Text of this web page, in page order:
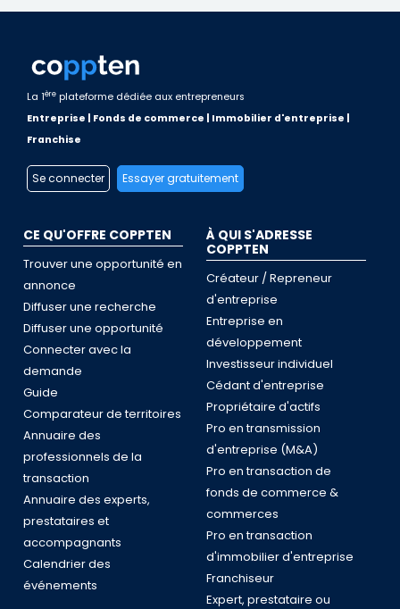
La 1ère plateforme dédiée aux entrepreneurs
Entreprise | Fonds de commerce | Immobilier d'entreprise |
Franchise
Se connecter Essayer gratuitement
CE QU'OFFRE COPPTEN
Trouver une opportunité en
annonce
Diffuser une recherche
Diffuser une opportunité
Connecter avec la
demande
Guide
Comparateur de territoires
Annuaire des
professionnels de la
transaction
Annuaire des experts,
prestataires et
accompagnants
Calendrier des
événements
À QUI S'ADRESSE
COPPTEN
Créateur / Repreneur
d'entreprise
Entreprise en
développement
Investisseur individuel
Cédant d'entreprise
Propriétaire d'actifs
Pro en transmission
d'entreprise (M&A)
Pro en transaction de
fonds de commerce &
commerces
Pro en transaction
d'immobilier d'entreprise
Franchiseur
Expert, prestataire ou